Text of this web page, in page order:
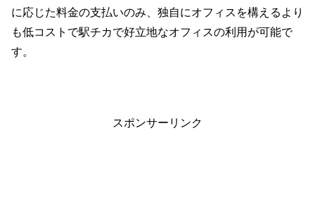
に応じた料金の支払いのみ、独自にオフィスを構えるより
も低コストで駅チカで好立地なオフィスの利用が可能で
す。
スポンサーリンク